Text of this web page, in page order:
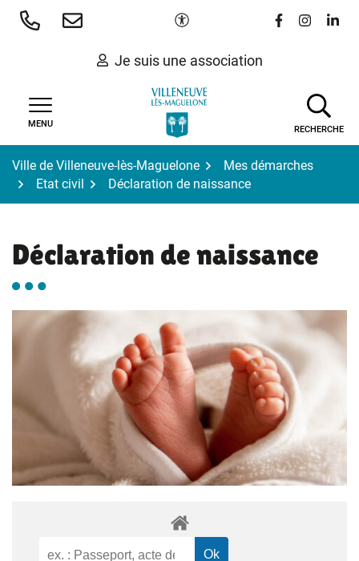
Aller
Paramètres d'accessibilité
Lien vers le
Lien vers
Lien
Je suis une association
MENU
RECHERCHE
Ville de Villeneuve-lès-Maguelone
Mes démarches
Etat civil
Déclaration de naissance
Déclaration de naissance